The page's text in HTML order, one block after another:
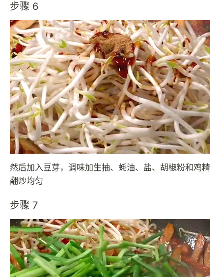
步骤 6
然后加入豆芽，调味加生抽、蚝油、盐、胡椒粉和鸡精
翻炒均匀
步骤 7